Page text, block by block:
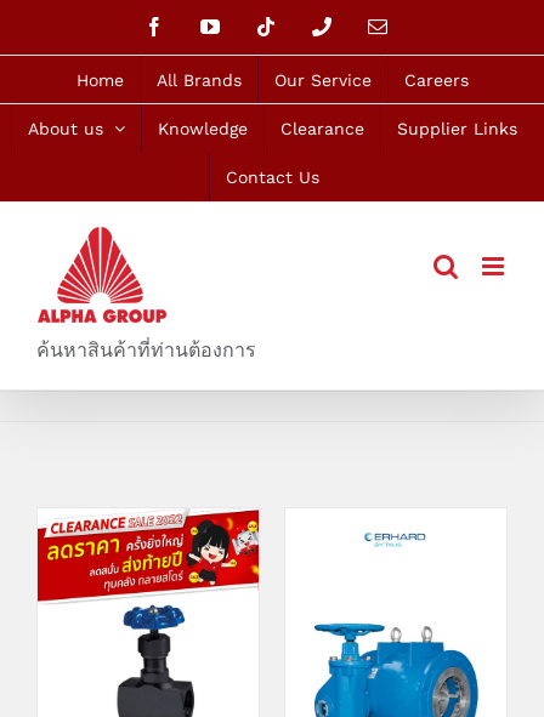
FacebookYouTube Tiktok PhoneEmail
Home All Brands Our Service Careers
About us Knowledge Clearance Supplier Links
Contact Us
ค้นหาสินค้าที่ท่านต้องการ
DETAILS DETAILS